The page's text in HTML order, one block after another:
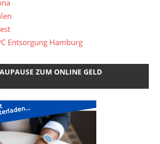
Entsorgung Hamburg
ZUM ONLINE GELD